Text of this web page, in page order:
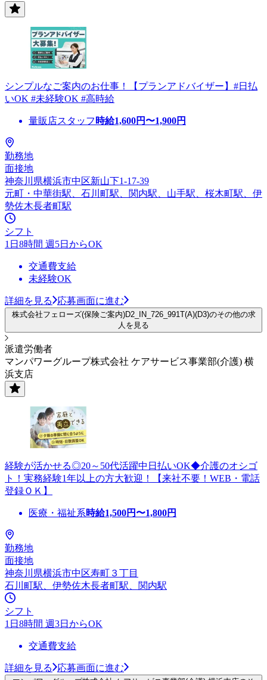
シンプルなご案内のお仕事！【プランアドバイザー】#日払
いOK #未経験OK #高時給
量販店スタッフ 時給1,600円〜1,900円
勤務地
面接地
神奈川県横浜市中区新山下1-17-39
元町・中華街駅、石川町駅、関内駅、山手駅、桜木町駅、伊
勢佐木長者町駅
シフト
1日8時間 週5日からOK
交通費支給
未経験OK
詳細を見る 応募画面に進む
株式会社フェローズ(保険ご案内)D2_IN_726_991T(A)(D3)のその他の求
人を見る
派遣労働者
マンパワーグループ株式会社 ケアサービス事業部(介護) 横
浜支店
経験が活かせる◎20～50代活躍中日払いOK◆介護のオシゴ
ト！実務経験1年以上の方大歓迎！【来社不要！WEB・電話
登録ＯＫ】
医療・福祉系時給1,500円〜1,800円
勤務地
面接地
神奈川県横浜市中区寿町３丁目
石川町駅、伊勢佐木長者町駅、関内駅
シフト
1日8時間 週3日からOK
交通費支給
詳細を見る 応募画面に進む